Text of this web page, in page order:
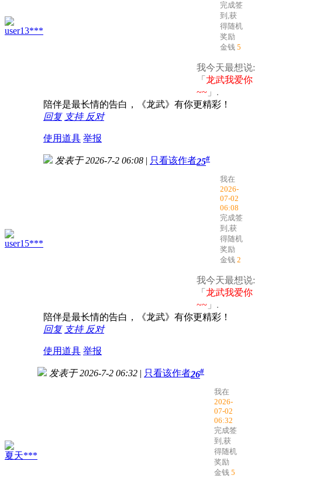
user13***
完成签
到,获
得随机
奖励
金钱 5
我今天最想说:
「 龙武我爱你
~~ 」.
陪伴是最长情的告白，《龙武》有你更精彩！
回复 支持 反对
使用道具 举报
user15***
发表于 2026-7-2 06:08 | 只看该作者25#
我在
2026-
07-02
06:08
完成签
到,获
得随机
奖励
金钱 2
我今天最想说:
「 龙武我爱你
~~ 」.
陪伴是最长情的告白，《龙武》有你更精彩！
回复 支持 反对
使用道具 举报
夏天***
发表于 2026-7-2 06:32 | 只看该作者26#
我在
2026-
07-02
06:32
完成签
到,获
得随机
奖励
金钱 5